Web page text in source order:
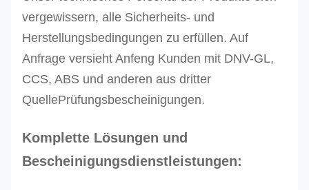
vergewissern, alle Sicherheits- und
Herstellungsbedingungen zu erfüllen. Auf
Anfrage versieht Anfeng Kunden mit DNV-GL,
CCS, ABS und anderen aus dritter
QuellePrüfungsbescheinigungen.
Komplette Lösungen und
Bescheinigungsdienstleistungen: